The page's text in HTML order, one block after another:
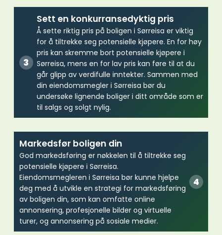
Sett en konkurransedyktig pris
Å sette riktig pris på boligen i Sørreisa er viktig
for å tiltrekke seg potensielle kjøpere. En for høy
pris kan skremme bort potensielle kjøpere i
Sørreisa, mens en for lav pris kan føre til at du
går glipp av verdifulle inntekter. Sammen med
din eiendomsmegler i Sørreisa bør du
undersøke lignende boliger i ditt område som er
til salgs og solgt nylig.
Markedsfør boligen din
God markedsføring er nøkkelen til å tiltrekke seg
potensielle kjøpere i Sørreisa.
Eiendomsmegleren i Sørreisa bør kunne hjelpe
deg med å utvikle en strategi for markedsføring
av boligen din, som kan omfatte online
annonsering, profesjonelle bilder og virtuelle
turer, og annonsering på sosiale medier.